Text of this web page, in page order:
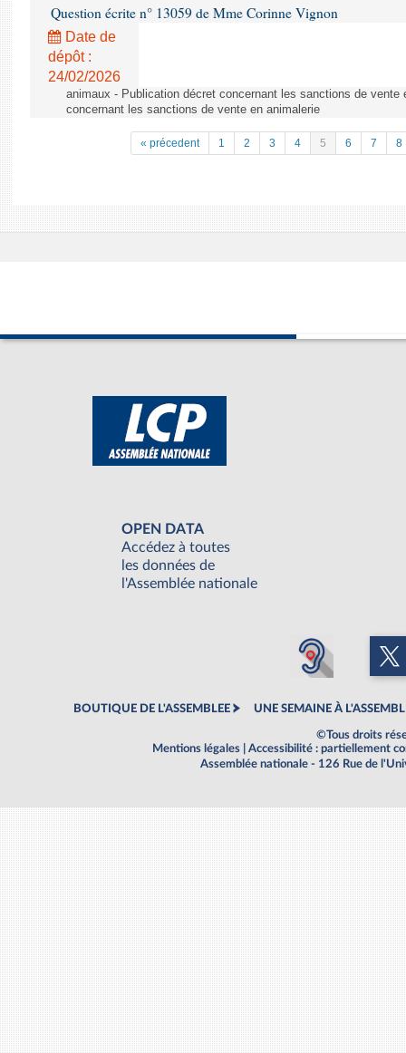
Question écrite n° 13059 de Mme Corinne Vignon
Date de
dépôt :
24/02/2026
animaux - Publication décret concernant les sanctions de vente
concernant les sanctions de vente en animalerie
« précedent 1 2 3 4 5 6 7 8
OPEN DATA
Accédez à toutes
les données de
l'Assemblée nationale
BOUTIQUE DE L'ASSEMBLEE UNE SEMAINE À
©Tous droits
Mentions légales
Accessibilité : partiellement
Assemblée nationale - 126 Rue de